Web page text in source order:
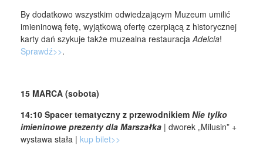
By dodatkowo wszystkim odwiedzającym Muzeum umilić
imieninową fetę, wyjątkową ofertę czerpiącą z historycznej
karty dań szykuje także muzealna restauracjaAdelcia!
Sprawdź>>.
15 MARCA (sobota)
14:10 Spacer tematyczny z przewodnikiem Nie tylko
imieninowe prezenty dla Marszałka | dworek „Milusin” +
wystawa stała | kup bilet>>